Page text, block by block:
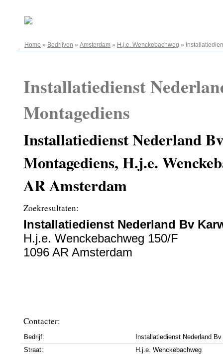
Home » Bedrijven » Amsterdam » H.j.e. Wenckebachweg »
Installatiedienst
Montagediens
Installatiedienst Nederland
Montagediens, H.j.e.
AR Amsterdam
Zoekresultaten:
Installatiedienst Nederland Bv
H.j.e. Wenckebachweg 150/F
1096 AR Amsterdam
Contacter:
Bedrijf:
Installatiedienst Nederland
Straat:
H.j.e. Wenckebachweg